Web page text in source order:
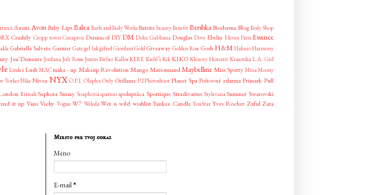
AussieAvonBaby LipsBalea Bath and Body WorksBatiste beautyBenefit Bershka BiodermaBlog Body Shop
Crashily Cropp town Curaprox Dermacol DIY DM Dolce Gabbana Douglas Dove Ebelin Eleven Paris Essence
Gabriella Salvete Garnier Gategel lakgifted Giordani Gold Giveaway Golden Rose GoshH&M HakuroHarmony
Jeu´Demeure Jordana Juli Rosse Justin Bieber Kallos KERE Kiehl’s Kik KIKO Klenoty Hematit Krasotika L.A. Girl
LindexLush MACmake - up Makeup Revolution Mango MarionnaudMaybelline Miss Sporty Mixa Moony
YorkerNike Nivea NYX O.P.I. OlaplexOnly Oriflame P2Photoshoot Planet Spa Poštovné zdarma Primark Pull
Rituals Sephora Sinsay Soaphoria spartoo spolupráca Sportique Stradivarius Stylevana Summer Swarovski
it up Vans Vichy Vogue W7 Weleda Wet n wild wishlist Yankee Candle YouStar Yves Rocher Zaful Zara
Miesto pre tvoj odkaz
Meno
E-mail*